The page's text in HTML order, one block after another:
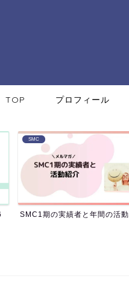
TOP プロフィール
SMC
SMC1期の実績者と年間の活動紹介